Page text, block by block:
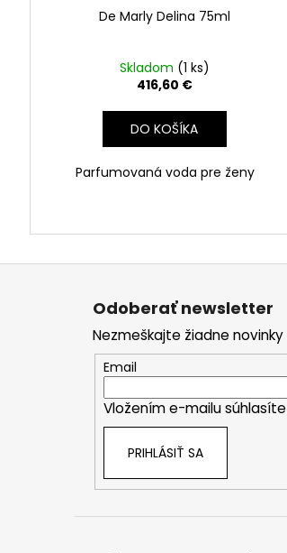
De Marly Delina 75ml
Skladom (1 ks)
416,60 €
DO KOŠÍKA
Parfumovaná voda pre ženy
Odoberať newsletter
Nezmeškajte žiadne
Email
Vložením e-mailu
PRIHLÁSIŤ SA